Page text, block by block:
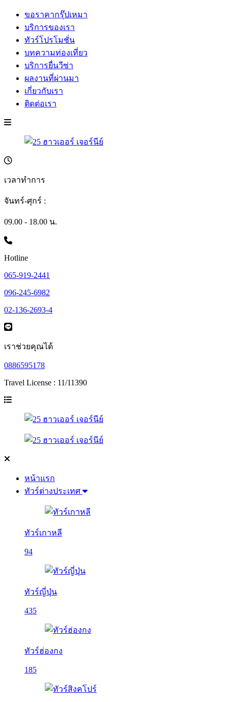
ขอราคากรุ๊ปเหมา
บริการของเรา
ทัวร์โปรโมชั่น
บทความท่องเที่ยว
บริการยื่นวีซ่า
ผลงานที่ผ่านมา
เกี่ยวกับเรา
ติดต่อเรา
เวลาทำการ
จันทร์-ศุกร์ :
09.00 - 18.00 น.
Hotline
065-919-2441
096-245-6982
02-136-2693-4
เราช่วยคุณได้
0886595178
Travel License : 11/11390
หน้าแรก
ทัวร์ต่างประเทศ
ทัวร์เกาหลี
94
ทัวร์ญี่ปุ่น
435
ทัวร์ฮ่องกง
185